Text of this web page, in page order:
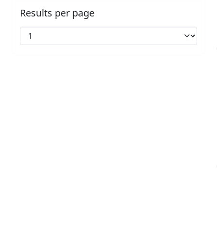
Results per page